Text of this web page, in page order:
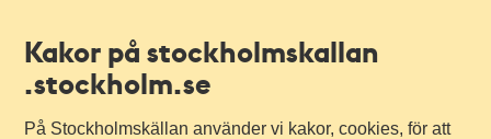
Kakor på stockholmskallan
.stockholm.se
På Stockholmskällan använder vi kakor, cookies, för att